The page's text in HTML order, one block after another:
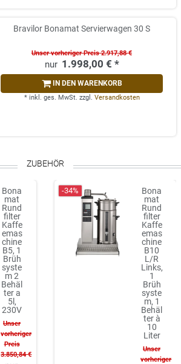
Bravilor Bonamat Servierwagen 30 S
Unser vorheriger Preis 2.917,88 €
1.998,00 € *
IN DEN WARENKORB
* inkl. ges. MwSt. zzgl. Versandkosten
ZUBEHÖR
Bona
mat
Rund
filter
Kaffe
emas
chine
B5, 1
Brüh
syste
m 2
Behäl
ter a
5l,
230V
Unser
vorheriger
Preis
3.850,84 €
-34%
Bona
mat
Rund
filter
Kaffe
emas
chine
B10
L/R
Links,
1
Brüh
syste
m, 1
Behäl
ter à
10
Liter
Unser
vorheriger